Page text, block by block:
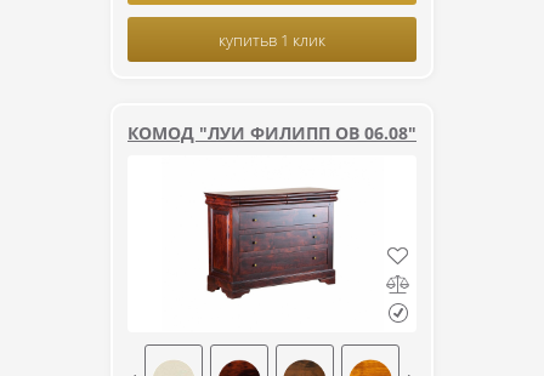
купитьв 1 клик
КОМОД "ЛУИ ФИЛИПП ОВ 06.08"